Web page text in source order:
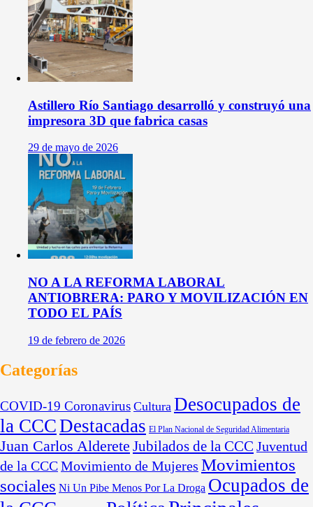
Astillero Río Santiago desarrolló y construyó una
impresora 3D que fabrica casas
29 de mayo de 2026
NO A LA REFORMA LABORAL
ANTIOBRERA: PARO Y MOVILIZACIÓN EN
TODO EL PAÍS
19 de febrero de 2026
Categorías
COVID-19 Coronavirus Cultura Desocupados de
la CCCDestacadas El Plan Nacional de Seguridad Alimentaria
Juan Carlos Alderete Jubilados de la CCC Juventud
de la CCCMovimiento de Mujeres Movimientos
sociales Ni Un Pibe Menos Por La Droga Ocupados de